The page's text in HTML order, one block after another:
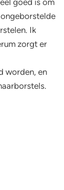
Ik
zorgt er
worden, en